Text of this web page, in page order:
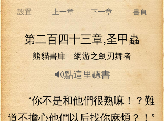
設置 上一章 下一章 書頁
第二百四十三章,圣甲蟲
熊貓書庫 網游之劍刃舞者
🔊點這里聽書
“你不是和他們很熟嘛！？難
道不擔心他們以后找你麻煩？！”